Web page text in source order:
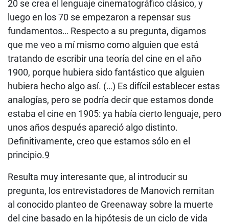
20 se crea el lenguaje cinematográfico clásico, y
luego en los 70 se empezaron a repensar sus
fundamentos… Respecto a su pregunta, digamos
que me veo a mí mismo como alguien que está
tratando de escribir una teoría del cine en el año
1900, porque hubiera sido fantástico que alguien
hubiera hecho algo así. (…) Es difícil establecer estas
analogías, pero se podría decir que estamos donde
estaba el cine en 1905: ya había cierto lenguaje, pero
unos años después apareció algo distinto.
Definitivamente, creo que estamos sólo en el
principio.9
Resulta muy interesante que, al introducir su
pregunta, los entrevistadores de Manovich remitan
al conocido planteo de Greenaway sobre la muerte
del cine basado en la hipótesis de un ciclo de vida